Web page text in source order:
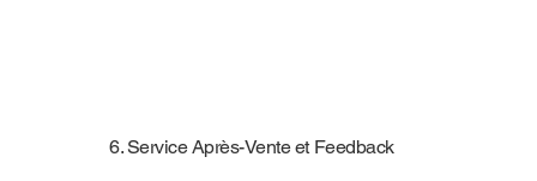
6. Service Après-Vente et Feedback